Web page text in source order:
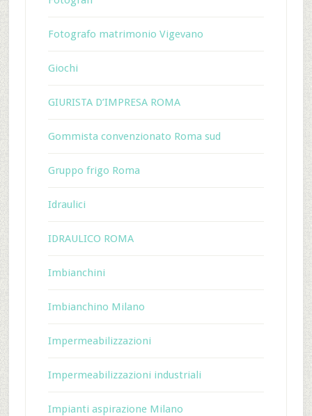
Fotografo matrimonio Vigevano
Giochi
GIURISTA D’IMPRESA ROMA
Gommista convenzionato Roma sud
Gruppo frigo Roma
Idraulici
IDRAULICO ROMA
Imbianchini
Imbianchino Milano
Impermeabilizzazioni
Impermeabilizzazioni industriali
Impianti aspirazione Milano